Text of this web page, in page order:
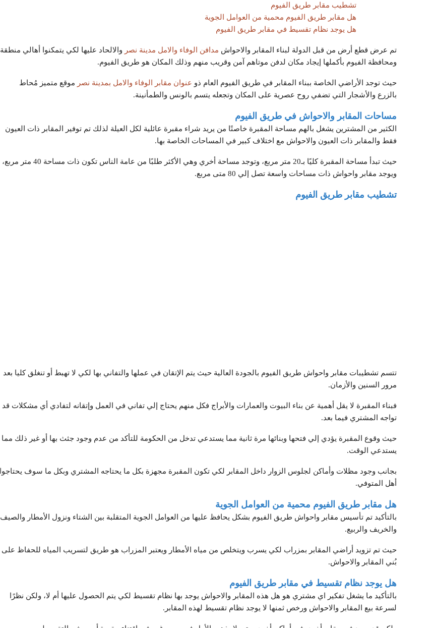
تشطيب مقابر طريق الفيوم
هل مقابر طريق الفيوم محمية من العوامل الجوية
هل يوجد نظام تقسيط في مقابر طريق الفيوم
تم عرض قطع أرض من قبل الدولة لبناء المقابر والاحواش مدافن الوفاء والامل مدينة نصر والالحاد عليها لكي يتمكنوا أهالي منطقة
ومحافظة الفيوم بأكملها إيجاد مكان لدفن موتاهم آمن وقريب منهم وذلك المكان هو طريق الفيوم.
حيث توجد الأراضي الخاصة ببناء المقابر في طريق الفيوم العام ذو عنوان مقابر الوفاء والامل بمدينة نصر موقع متميز مُحاط
بالزرع والأشجار التي تضفي روح عصرية على المكان وتجعله يتسم بالونس والطمأنينة.
مساحات المقابر والاحواش في طريق الفيوم
الكثير من المشترين يشغل بالهم مساحة المقبرة خاصتًا من يريد شراء مقبرة عائلية لكل العيلة لذلك تم توفير المقابر ذات العيون
فقط والمقابر ذات العيون والاحواش مع اختلاف كبير في المساحات الخاصة بها.
حيث تبدأ مساحة المقبرة كليًا بـ20 متر مربع، وتوجد مساحة أخري وهي الأكثر طلبًا من عامة الناس تكون ذات مساحة 40 متر مربع،
ويوجد مقابر واحواش ذات مساحات واسعة تصل إلي 80 متى مربع.
تشطيب مقابر طريق الفيوم
تتسم تشطيبات مقابر واحواش طريق الفيوم بالجودة العالية حيث يتم الإتقان في عملها والتفاني بها لكي لا تهبط أو تنغلق كليا بعد
مرور السنين والأزمان.
فبناء المقبرة لا يقل أهمية عن بناء البيوت والعمارات والأبراج فكل منهم يحتاج إلي تفاني في العمل وإتقانه لتفادي أي مشكلات قد
تواجه المشتري فيما بعد.
حيث وقوع المقبرة يؤدي إلي فتحها وبنائها مرة ثانية مما يستدعي تدخل من الحكومة للتأكد من عدم وجود جثث بها أو غير ذلك مما
يستدعي الوقت.
بجانب وجود مظلات وأماكن لجلوس الزوار داخل المقابر لكي تكون المقبرة مجهزة بكل ما يحتاجه المشتري وبكل ما سوف يحتاجوا
أهل المتوفي.
هل مقابر طريق الفيوم محمية من العوامل الجوية
بالتأكيد تم تأسيس مقابر واحواش طريق الفيوم بشكل يحافظ عليها من العوامل الجوية المتقلبة بين الشتاء ونزول الأمطار والصيف
والخريف والربيع.
حيث تم تزويد أراضي المقابر بمزراب لكي يسرب ويتخلص من مياه الأمطار ويعتبر المزراب هو طريق لتسريب المياه للحفاظ على
بُني المقابر والاحواش.
هل يوجد نظام تقسيط في مقابر طريق الفيوم
بالتأكيد ما يشغل تفكير اي مشتري هو هل هذه المقابر والاحواش يوجد بها نظام تقسيط لكي يتم الحصول عليها أم لا، ولكن نظرًا
لسرعة بيع المقابر والاحواش ورخص ثمنها لا يوجد نظام تقسيط لهذه المقابر.